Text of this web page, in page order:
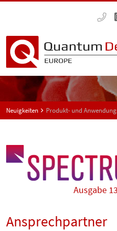
Neuigkeiten Produkt- und
Ausgabe
Ansprechpartner